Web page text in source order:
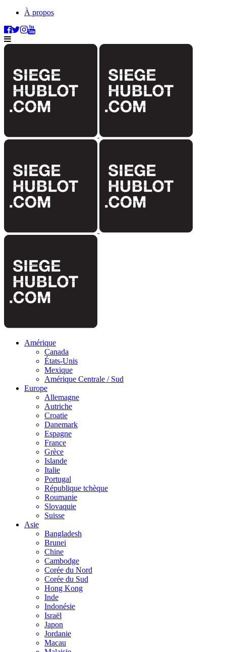
À propos
Amérique
Canada
États-Unis
Mexique
Amérique Centrale / Sud
Europe
Allemagne
Autriche
Croatie
Danemark
Espagne
France
Grèce
Islande
Italie
Portugal
République tchèque
Roumanie
Slovaquie
Suisse
Asie
Bangladesh
Brunei
Chine
Cambodge
Corée du Nord
Corée du Sud
Hong Kong
Inde
Indonésie
Israël
Japon
Jordanie
Macau